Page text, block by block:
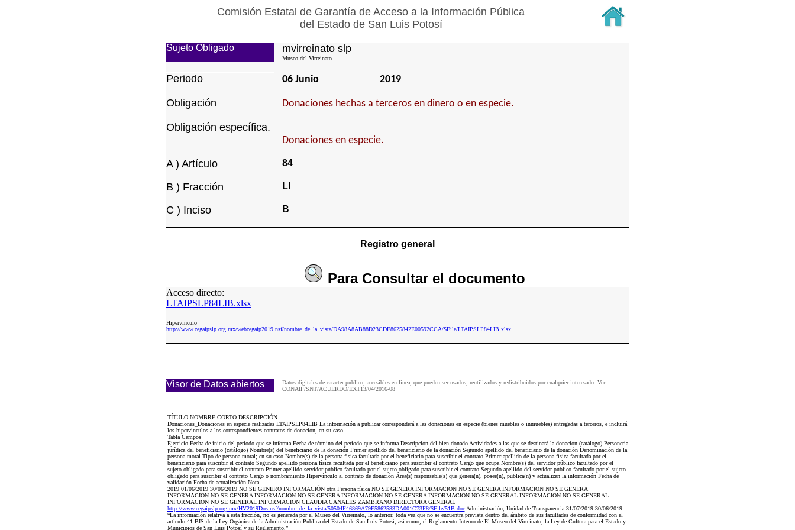
Comisión Estatal de Garantía de Acceso a la Información Pública
del Estado de San Luis Potosí
Sujeto Obligado mvirreinato slp
Museo del Virreinato
Periodo 06 Junio 2019
Obligación Donaciones hechas a terceros en dinero o en especie.
Obligación específica.
Donaciones en especie.
A ) Artículo 84
B ) Fracción LI
C ) Inciso B
Registro general
Para Consultarel documento
Acceso directo:
LTAIPSLP84LIB.xlsx
Hipervinculo
http://www.cegaipslp.org.mx/webcegaip2019.nsf/nombre_de_la_vista/DA98A8AB88D23CDE8625842E00592CCA/$File/LTAIPSLP84LIB.xlsx
Visor de Datos abiertos
Datos digitales de caracter público, accesibles en linea, que pueden ser usados, reutilizados y redistribuidos por cualquier interesado. Ver
CONAIP/SNT/ACUERDO/EXT13/04/2016-08
TÍTULO NOMBRE CORTO DESCRIPCIÓN
Donaciones_Donaciones en especie realizadas LTAIPSLP84LIB La información a publicar corresponderá a las donaciones en especie (bienes muebles o inmuebles) entregadas a terceros, e incluirá
los hipervínculos a los correspondientes contratos de donación, en su caso
Tabla Campos
Ejercicio Fecha de inicio del periodo que se informa Fecha de término del periodo que se informa Descripción del bien donado Actividades a las que se destinará la donación (catálogo) Personería
jurídica del beneficiario (catálogo) Nombre(s) del beneficiario de la donación Primer apellido del beneficiario de la donación Segundo apellido del beneficiario de la donación Denominación de la
persona moral Tipo de persona moral; en su caso Nombre(s) de la persona física facultada por el beneficiario para suscribir el contrato Primer apellido de la persona física facultada por el
beneficiario para suscribir el contrato Segundo apellido persona física facultada por el beneficiario para suscribir el contrato Cargo que ocupa Nombre(s) del servidor público facultado por el
sujeto obligado para suscribir el contrato Primer apellido servidor público facultado por el sujeto obligado para suscribir el contrato Segundo apellido del servidor público facultado por el sujeto
obligado para suscribir el contrato Cargo o nombramiento Hipervínculo al contrato de donación Área(s) responsable(s) que genera(n), posee(n), publica(n) y actualizan la información Fecha de
validación Fecha de actualización Nota
2019 01/06/2019 30/06/2019 NO SE GENERO INFORMACIÓN otra Persona física NO SE GENERA INFORMACION NO SE GENERA INFORMACION NO SE GENERA
INFORMACION NO SE GENERA INFORMACION NO SE GENERA INFORMACION NO SE GENERA INFORMACION NO SE GENERAL INFORMACION NO SE GENERAL
INFORMACION NO SE GENERAL INFORMACION CLAUDIA CANALES ZAMBRANO DIRECTORA GENERAL
http://www.cegaipslp.org.mx/HV2019Dos.nsf/nombre_de_la_vista/50504F46869A79E5862583DA001C73F8/$File/51B.docAdministración, Unidad de Transparencia 31/07/2019 30/06/2019
“La información relativa a esta fracción, no es generada por el Museo del Virreinato, lo anterior, toda vez que no se encuentra prevista dentro del ámbito de sus facultades de conformidad con el
artículo 41 BIS de la Ley Orgánica de la Administración Pública del Estado de San Luis Potosí, así como, el Reglamento Interno de El Museo del Virreinato, la Ley de Cultura para el Estado y
Municipios de San Luis Potosí y su Reglamento.”